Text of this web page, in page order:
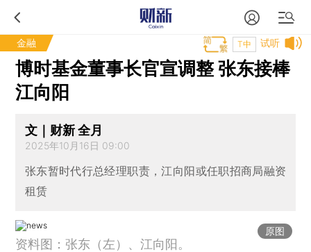
金融 试听
T中
博时基金董事长官宣调整 张东接棒
江向阳
文｜财新 全月
2025年10月16日 09:00
张东暂时代行总经理职责，江向阳或任职招商局融资
租赁
原图
资料图：张东（左）、江向阳。